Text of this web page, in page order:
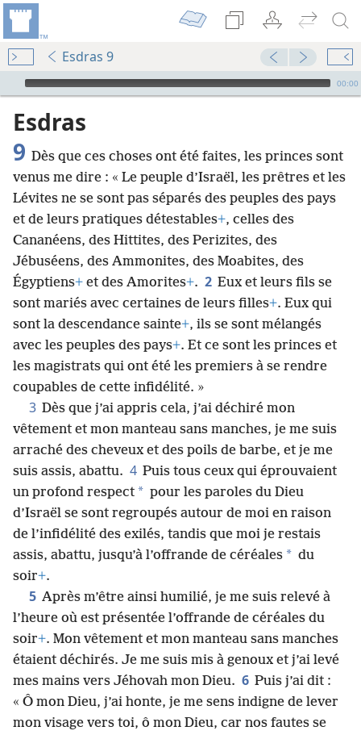
Esdras 9
Audio Player
00:00
Esdras
9 Dès que ces choses ont été faites, les princes sont
venus me dire : « Le peuple d’Israël, les prêtres et les
Lévites ne se sont pas séparés des peuples des pays
et de leurs pratiques détestables+, celles des
Cananéens, des Hittites, des Perizites, des
Jébuséens, des Ammonites, des Moabites, des
Égyptiens+ et des Amorites+. 2 Eux et leurs fils se
sont mariés avec certaines de leurs filles+. Eux qui
sont la descendance sainte+, ils se sont mélangés
avec les peuples des pays+. Et ce sont les princes et
les magistrats qui ont été les premiers à se rendre
coupables de cette infidélité. »
3 Dès que j’ai appris cela, j’ai déchiré mon
vêtement et mon manteau sans manches, je me suis
arraché des cheveux et des poils de barbe, et je me
suis assis, abattu. 4 Puis tous ceux qui éprouvaient
un profond respect * pour les paroles du Dieu
d’Israël se sont regroupés autour de moi en raison
de l’infidélité des exilés, tandis que moi je restais
assis, abattu, jusqu’à l’offrande de céréales * du
soir+.
5 Après m’être ainsi humilié, je me suis relevé à
l’heure où est présentée l’offrande de céréales du
soir+. Mon vêtement et mon manteau sans manches
étaient déchirés. Je me suis mis à genoux et j’ai levé
mes mains vers Jéhovah mon Dieu. 6 Puis j’ai dit :
« Ô mon Dieu, j’ai honte, je me sens indigne de lever
mon visage vers toi, ô mon Dieu, car nos fautes se